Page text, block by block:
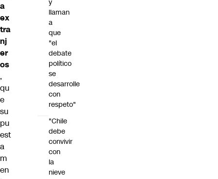
a
ex
tra
nj
er
os
,
qu
e
su
pu
est
a
m
en
y
llaman
a
que
"el
debate
político
se
desarrolle
con
respeto"
"Chile
debe
convivir
con
la
nieve